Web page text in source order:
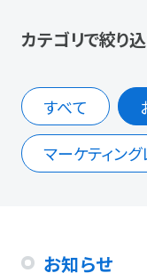
カテゴリで絞り
すべて
マーケティング
お知らせ